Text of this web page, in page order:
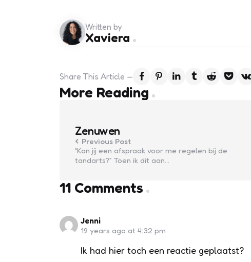
Written by
Xaviera
Share This Article
More Reading
Post
Zenuwen
Previous Post
“Kan jij een afspraak voor me regelen bij de
tandarts?” Toen ik dit aan…
11 Comments
Jenni
19 years ago at 4:32 pm
Ik had hier toch een reactie geplaatst?